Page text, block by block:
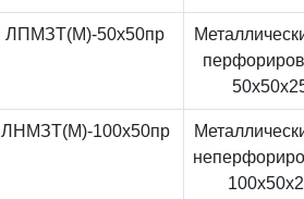
ЛПМЗТ(М)-50x50пр
ЛНМЗТ(М)-100x50пр